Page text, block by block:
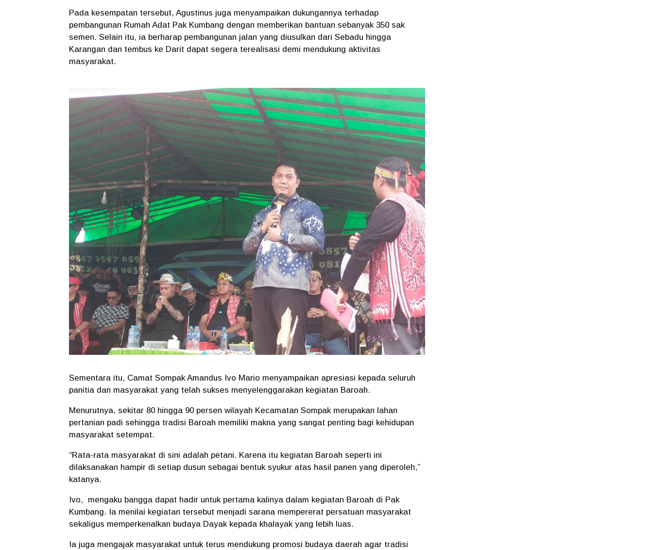
Pada kesempatan tersebut, Agustinus juga menyampaikan dukungannya terhadap
pembangunan Rumah Adat Pak Kumbang dengan memberikan bantuan sebanyak 350 sak
semen. Selain itu, ia berharap pembangunan jalan yang diusulkan dari Sebadu hingga
Karangan dan tembus ke Darit dapat segera terealisasi demi mendukung aktivitas
masyarakat.
Sementara itu, Camat Sompak Amandus Ivo Mario menyampaikan apresiasi kepada seluruh
panitia dan masyarakat yang telah sukses menyelenggarakan kegiatan Baroah.
Menurutnya, sekitar 80 hingga 90 persen wilayah Kecamatan Sompak merupakan lahan
pertanian padi sehingga tradisi Baroah memiliki makna yang sangat penting bagi kehidupan
masyarakat setempat.
“Rata-rata masyarakat di sini adalah petani. Karena itu kegiatan Baroah seperti ini
dilaksanakan hampir di setiap dusun sebagai bentuk syukur atas hasil panen yang diperoleh,”
katanya.
Ivo, mengaku bangga dapat hadir untuk pertama kalinya dalam kegiatan Baroah di Pak
Kumbang. Ia menilai kegiatan tersebut menjadi sarana mempererat persatuan masyarakat
sekaligus memperkenalkan budaya Dayak kepada khalayak yang lebih luas.
Ia juga mengajak masyarakat untuk terus mendukung promosi budaya daerah agar tradisi